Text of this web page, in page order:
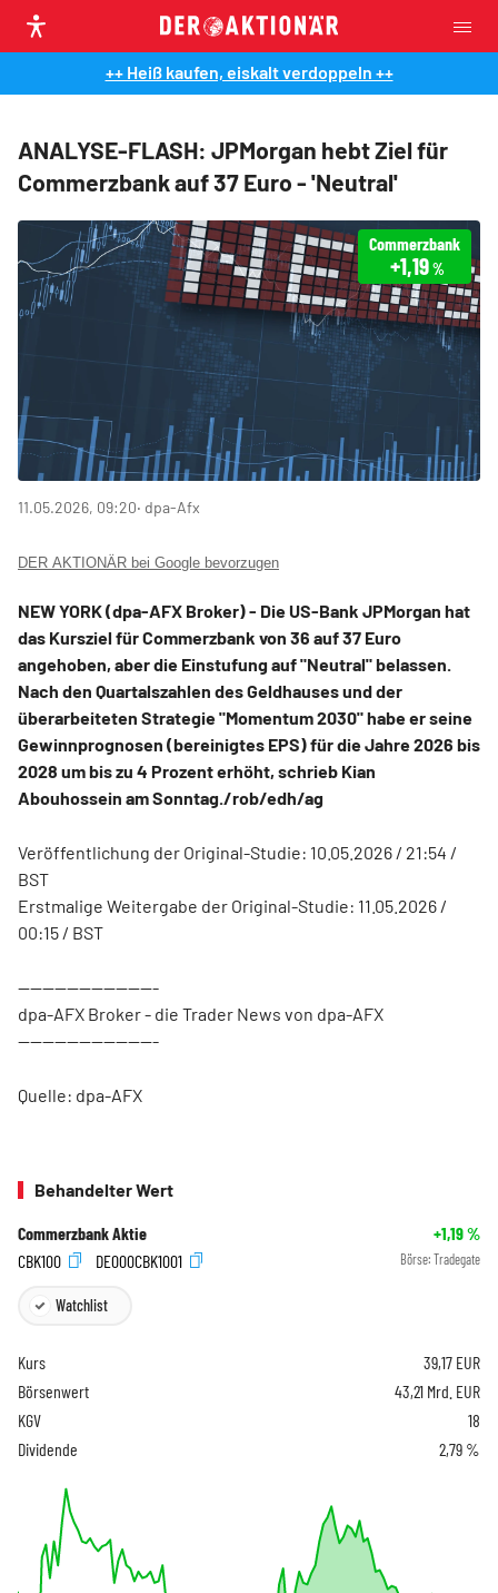
++ Heiß kaufen, eiskalt verdoppeln ++
ANALYSE-FLASH: JPMorgan hebt Ziel für
Commerzbank auf 37 Euro - 'Neutral'
Commerzbank
+1,19 %
11.05.2026, 09:20‧ dpa-Afx
DER AKTIONÄR bei Google bevorzugen
NEW YORK (dpa-AFX Broker) - Die US-Bank JPMorgan hat
das Kursziel für Commerzbank von 36 auf 37 Euro
angehoben, aber die Einstufung auf "Neutral" belassen.
Nach den Quartalszahlen des Geldhauses und der
überarbeiteten Strategie "Momentum 2030" habe er seine
Gewinnprognosen (bereinigtes EPS) für die Jahre 2026 bis
2028 um bis zu 4 Prozent erhöht, schrieb Kian
Abouhossein am Sonntag./rob/edh/ag
Veröffentlichung der Original-Studie: 10.05.2026 / 21:54 /
BST
Erstmalige Weitergabe der Original-Studie: 11.05.2026 /
00:15 / BST
-----------------------
dpa-AFX Broker - die Trader News von dpa-AFX
-----------------------
Quelle: dpa-AFX
Behandelter Wert
Commerzbank Aktie +1,19%
CBK100
DE000CBK1001 Börse: Tradegate
Watchlist
Kurs 39,17 EUR
Börsenwert
43,21 Mrd. EUR
KGV
18
Dividende
2,79 %